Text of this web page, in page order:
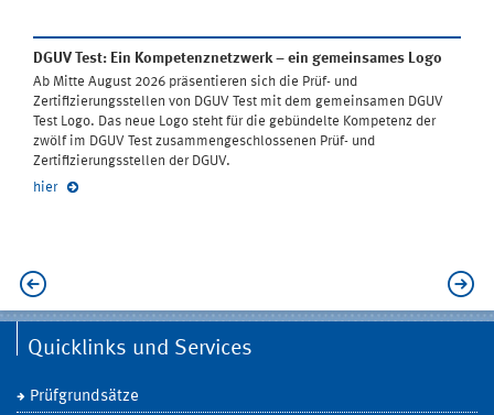
DGUV Test: Ein Kompetenznetzwerk – ein gemeinsames Logo
Ab Mitte August 2026 präsentieren sich die Prüf- und
Zertifizierungsstellen von DGUV Test mit dem gemeinsamen DGUV
Test Logo. Das neue Logo steht für die gebündelte Kompetenz der
zwölf im DGUV Test zusammengeschlossenen Prüf- und
Zertifizierungsstellen der DGUV.
hier
Quicklinks und Services
Prüfgrundsätze